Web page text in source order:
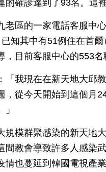
的確診達到了93名。這
老區的一家電話客服中
知其中有51例住在首
，目前客服中心的553
「我現在在新天地大邱
，從今天開始到這個月
規模群聚感染的新天地
間教會導致許多人感染
情也蔓延到韓國電視產業